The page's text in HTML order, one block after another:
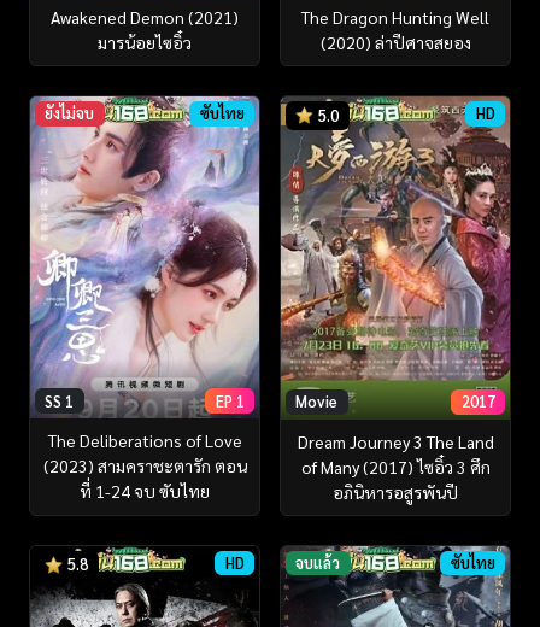
Awakened Demon (2021)
มารน้อยไซอิ๋ว
The Dragon Hunting Well
(2020) ล่าปีศาจสยอง
ยังไม่จบ ซับไทย
SS 1 EP 1
The Deliberations of Love
(2023) สามคราชะตารัก ตอน
ที่ 1-24 จบ ซับไทย
5.0 HD
Movie 2017
Dream Journey 3 The Land
of Many (2017) ไซอิ๋ว 3 ศึก
อภินิหารอสูรพันปี
5.8 HD จบแล้ว ซับไทย